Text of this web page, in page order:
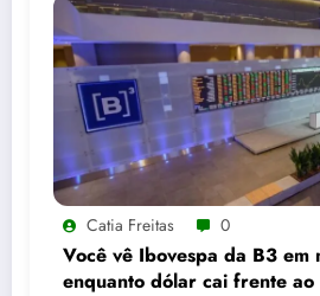
Catia Freitas 0
Você vê Ibovespa da B3 em
enquanto dólar cai frente